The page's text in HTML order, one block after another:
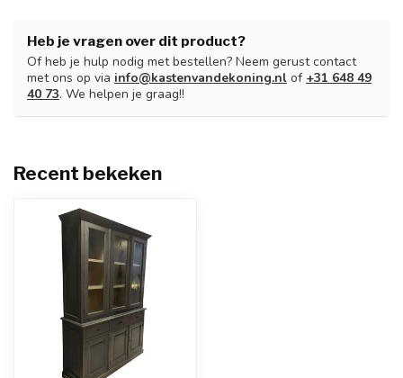
Heb je vragen over dit product?
Of heb je hulp nodig met bestellen? Neem gerust contact
met ons op via info@kastenvandekoning.nl of +31 648 49
40 73. We helpen je graag!!
Recent bekeken